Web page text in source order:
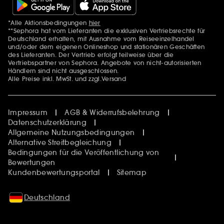
Zusätzlich Erwähnungen
*Alle Aktionsbedingungen hier
**Sephora hat vom Lieferanten die exklusiven Vertriebsrechte für
Deutschland erhalten, mit Ausnahme vom Reiseeinzelhandel
und/oder dem eigenen Onlineshop und stationären Geschäften
des Lieferanten. Der Vertrieb erfolgt teilweise über die
Vertriebspartner von Sephora. Angebote von nicht-autorisierten
Händlern sind nicht ausgeschlossen.
Alle Preise inkl. MwSt. und zzgl.Versand
Impressum
AGB & Widerrufsbelehrung
Datenschutzerklärung
Allgemeine Nutzungsbedingungen
Alternative Streitbegleichung
Bedingungen für die Veröffentlichung von
Bewertungen
Kundenbewertungsportal
Sitemap
Deutschland